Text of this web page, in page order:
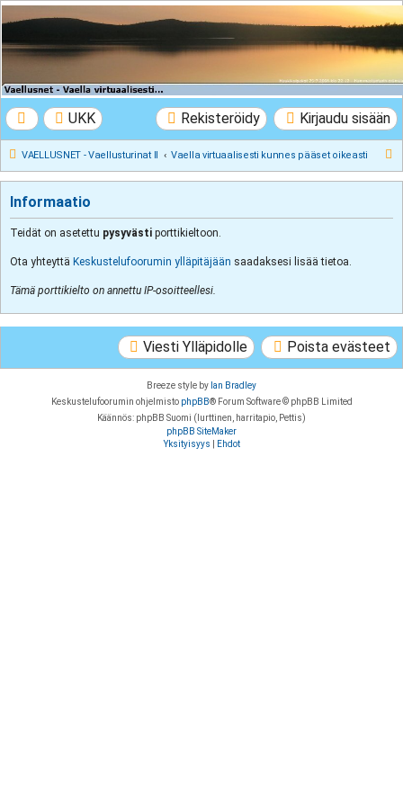
VAELLUSNET -
Vaellusturinat II
UKK Kirjaudu sisään
Rekisteröidy
VAELLUSNET - Vaellusturinat II Vaella virtuaalisesti kunnes pääset oikeasti
Informaatio
Teidät on asetettu pysyvästi porttikieltoon.
Ota yhteyttä Keskustelufoorumin ylläpitäjään saadaksesi lisää tietoa.
Tämä porttikielto on annettu IP-osoitteellesi.
Poista evästeet
Viesti Ylläpidolle
Breeze style by Ian Bradley
Keskustelufoorumin ohjelmisto phpBB® Forum Software © phpBB Limited
Käännös: phpBB Suomi (lurttinen, harritapio, Pettis)
phpBB SiteMaker
Yksityisyys
Ehdot